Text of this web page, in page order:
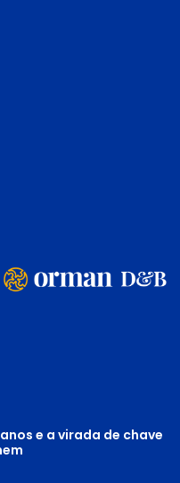
e a virada de chave